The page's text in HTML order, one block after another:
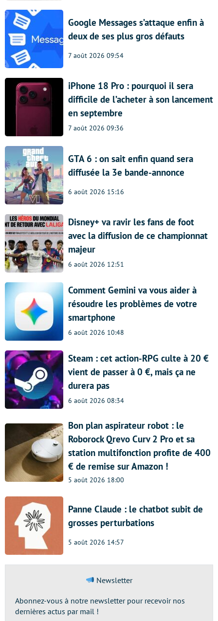
Google Messages s’attaque enfin à
deux de ses plus gros défauts
7 août 2026 09:54
iPhone 18 Pro : pourquoi il sera
difficile de l’acheter à son lancement
en septembre
7 août 2026 09:36
GTA 6 : on sait enfin quand sera
diffusée la 3e bande-annonce
6 août 2026 15:16
Disney+ va ravir les fans de foot
avec la diffusion de ce championnat
majeur
6 août 2026 12:51
Comment Gemini va vous aider à
résoudre les problèmes de votre
smartphone
6 août 2026 10:48
Steam : cet action-RPG culte à 20 €
vient de passer à 0 €, mais ça ne
durera pas
6 août 2026 08:34
Bon plan aspirateur robot : le
Roborock Qrevo Curv 2 Pro et sa
station multifonction profite de 400
€ de remise sur Amazon !
5 août 2026 18:00
Panne Claude : le chatbot subit de
grosses perturbations
5 août 2026 14:57
Newsletter
Abonnez-vous à notre newsletter pour recevoir nos
dernières actus par mail !